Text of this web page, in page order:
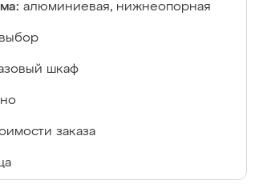
алюминиевая, нижнеопорная
шкаф
заказа